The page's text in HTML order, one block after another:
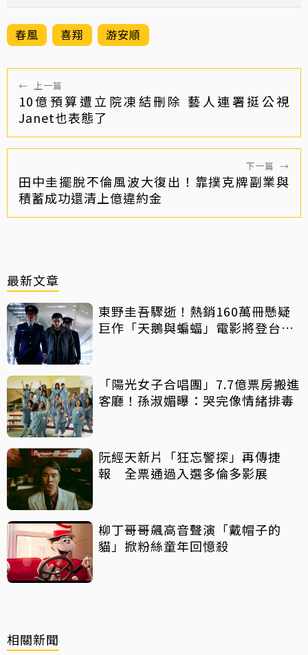
春風 喜翔 游安順
← 上一篇
10億預算遭立院凍結刪除 藝人連署挺公視
Janet也表態了
下一篇 →
田中圭擺脫不倫風波大復出！靠撲克牌副業與
積蓄成功還清上億違約金
最新文章
東野圭吾驟逝！熱銷160萬冊懸疑
巨作「天鵝與蝙蝠」電影將登台上
「陽光女子合唱團」7.7億票房搬進
客廳！孫淑媚曝：哭完像情緒排毒
阮經天新片「狂忘警探」再傳捷
報 全票通過入選多倫多影展
柳丁哥哥飆高音聲演「戴帽子的
貓」掀粉絲童年回憶殺
相關新聞